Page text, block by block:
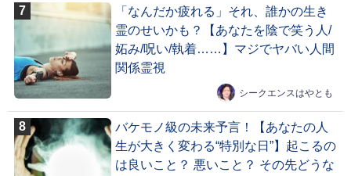
「なんだか疲れる」それ、誰かの生き
霊のせいかも？【あなたを陰で笑う人/
妬み/呪い/執着……】マジでヤバい人間
関係霊視
シークエンスはやとも
バケモノ級の未来予言！【あなたの人
生が大きく変わる“特別な日”】起こるの
は良いこと？ 悪いこと？ その先どうな